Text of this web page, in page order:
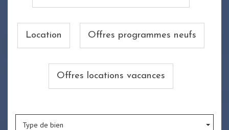
Location Offres programmes neufs
Offres locations vacances
Type de bien